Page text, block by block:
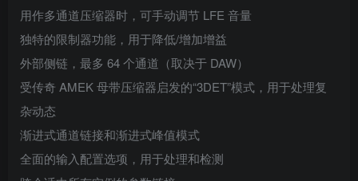
用作多通道压缩器时，可手动调节 LFE 音量
独特的限制器功能，用于降低/增加增益
外部侧链，最多 64 个通道（取决于 DAW）
受传奇 AMEK 母带压缩器启发的“3DET”模式，用于处理复
杂动态
渐进式通道链接和渐进式峰值模式
全面的输入配置选项，用于处理和检测